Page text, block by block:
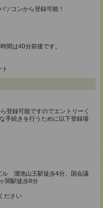
ソコンから登録可能！
間は40分前後です。
登録可能ですのでエントリーく
続きを行うために以下登録場
ル 溜池山王駅徒歩4分、国会議
関駅徒歩8分
ださい